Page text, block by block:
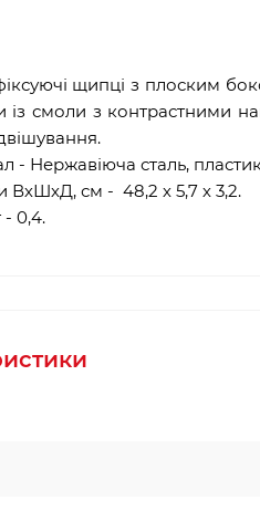
щипці з плоским
із смоли з контрастними
- Нержавіюча сталь,
ВхШхД, см - 48,2 х 5,7 х 3,2.
- 0,4.